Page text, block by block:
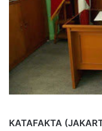
KATAFAKTA